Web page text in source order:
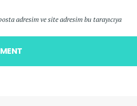
adresim ve site adresim bu tarayıcıya